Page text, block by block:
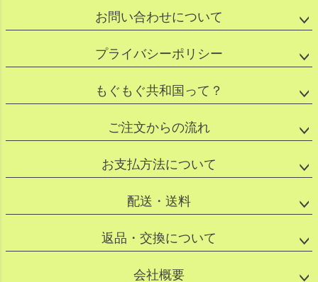
ップ
お問い合わせについて
プライバシーポリシー
もぐもぐ共和国って？
ご注文からの流れ
お支払方法について
配送・送料
返品・交換について
会社概要